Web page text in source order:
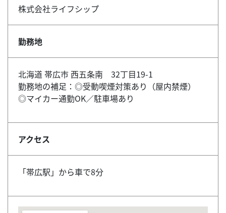
株式会社ライフシップ
勤務地
北海道 帯広市 西五条南 32丁目19-1
勤務地の補足：◎受動喫煙対策あり（屋内禁煙）
◎マイカー通勤OK／駐車場あり
アクセス
「帯広駅」から車で8分